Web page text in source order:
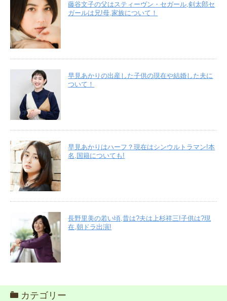
藤谷文子の父はスティーヴン・セガール,剣太郎セ
ガールは兄!母,家族について！
早見あかりの出産した子供の現在や結婚した夫に
ついて！
早見あかりはハーフ？現在はシンウルトラマン!本
名,国籍についても!
長野里美の若い頃,昔は?夫は上杉祥三!子供は?現
在,朝ドラ出演!
カテゴリー